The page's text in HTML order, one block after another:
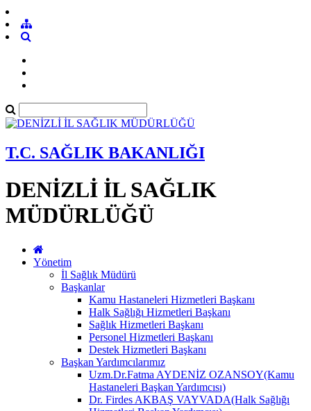
T.C. SAĞLIK BAKANLIĞI
DENİZLİ İL SAĞLIK
MÜDÜRLÜĞÜ
Yönetim
İl Sağlık Müdürü
Başkanlar
Kamu Hastaneleri Hizmetleri Başkanı
Halk Sağlığı Hizmetleri Başkanı
Sağlık Hizmetleri Başkanı
Personel Hizmetleri Başkanı
Destek Hizmetleri Başkanı
Başkan Yardımcılarımız
Uzm.Dr.Fatma AYDENİZ OZANSOY(Kamu
Hastaneleri Başkan Yardımcısı)
Dr. Firdes AKBAŞ VAYVADA(Halk Sağlığı